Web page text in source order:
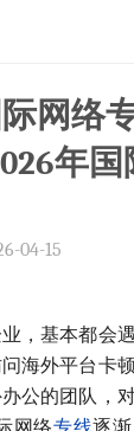
际网络
年国
04-15
，基本都会
海外平台卡
公的团队，